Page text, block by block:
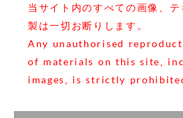
当サイト内のすべての画像、
製は一切お断りします。
Any unauthorised
of materials on this site,
images, is strictly